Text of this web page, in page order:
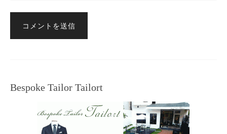
Bespoke Tailor Tailort